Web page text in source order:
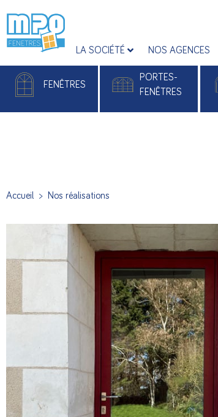
LA SOCIÉTÉ NOS AGENCES
FENÊTRES
PORTES-
FENÊTRES
Accueil > Nos réalisations